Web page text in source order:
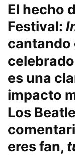
El hecho
Festival:
cantando
es una
impacto
Los
eres fan,